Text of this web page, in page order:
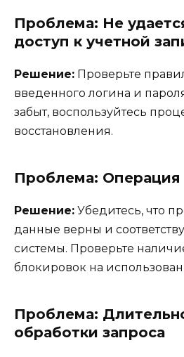
Проблема: Не
доступ к учетной
Решение: Проверьте
введенного логина и
забыт, воспользуйтесь
восстановления.
Проблема: Операция
Решение: Убедитесь, что
данные верны и
системы. Проверьте
блокировок на
Проблема:
обработки запроса